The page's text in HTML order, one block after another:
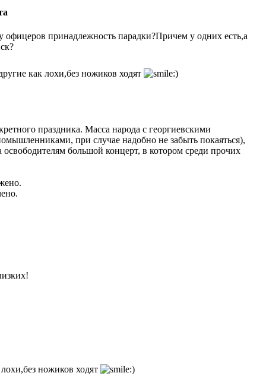
офицеров принадлежность парадки?Причем у одних есть,а
как лохи,без ножиков ходят
праздника. Масса народа с георгиевскими
при случае надобно не забыть покаяться),
большой концерт, в котором среди прочих
ножиков ходят